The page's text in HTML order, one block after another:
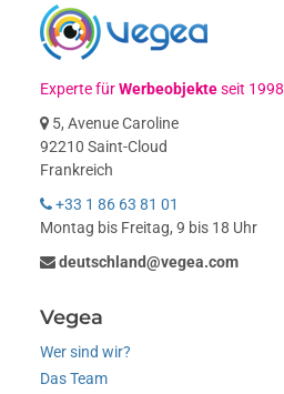
Experte fürWerbeobjekteseit 1998
5, Avenue Caroline
92210 Saint-Cloud
Frankreich
+33 1 86 63 81 01
Montag bis Freitag, 9 bis 18 Uhr
deutschland@vegea.com
Vegea
Wer sind wir?
Das Team